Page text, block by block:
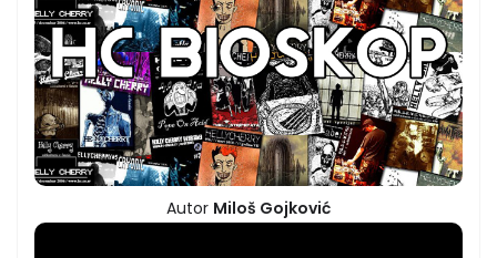
Autor Miloš Gojković